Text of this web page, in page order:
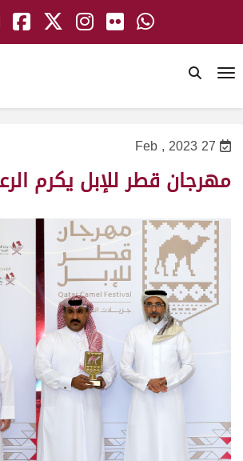
27 Feb , 2023
مهرجان قطر للإبل يكرم